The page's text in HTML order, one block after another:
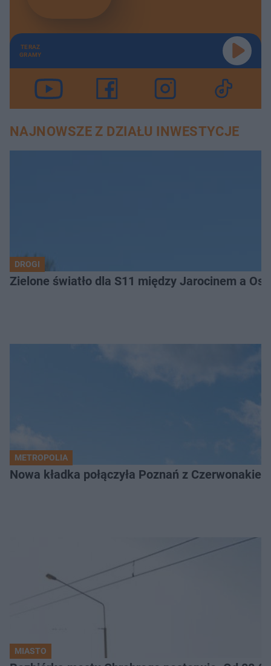
TERAZ
GRAMY
NAJNOWSZE Z DZIAŁU INWESTYCJE
DROGI
Zielone światło dla S11 między Jarocinem a
METROPOLIA
Nowa kładka połączyła Poznań z
MIASTO